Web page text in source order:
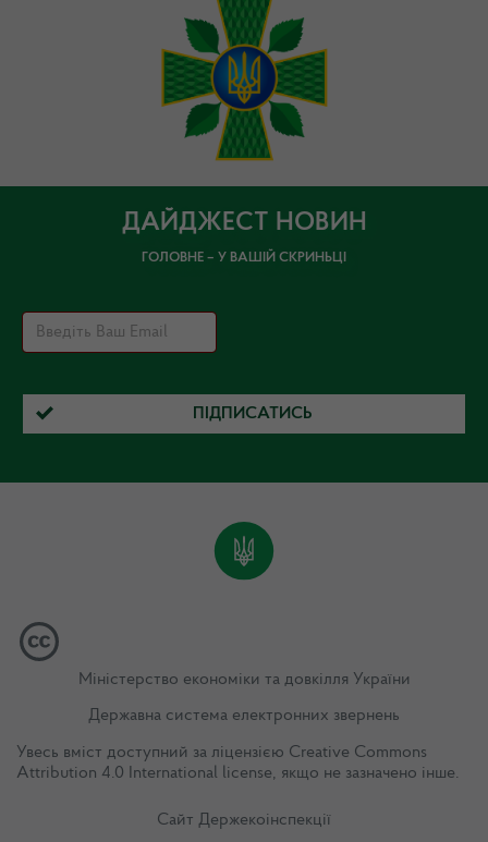
ДАЙДЖЕСТ НОВИН
ГОЛОВНЕ – У ВАШІЙ СКРИНЬЦІ
ПІДПИСАТИСЬ
Міністерство економіки та довкілля України
Державна система електронних звернень
Увесь вміст доступний за ліцензією Creative Commons
Attribution 4.0 International license, якщо не зазначено інше.
Сайт Держекоінспекції